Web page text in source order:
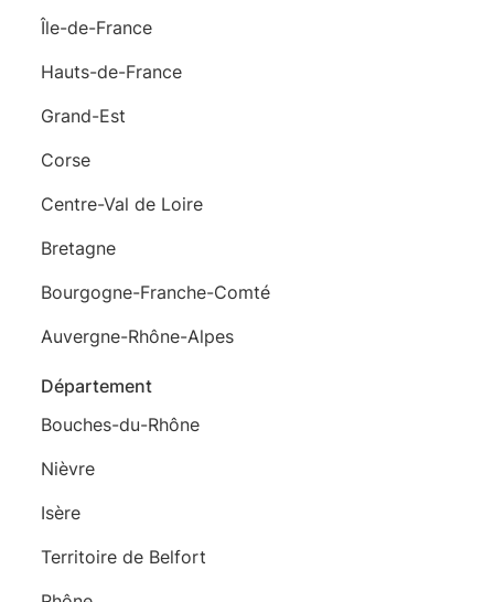
Île-de-France
Hauts-de-France
Grand-Est
Corse
Centre-Val de Loire
Bretagne
Bourgogne-Franche-Comté
Auvergne-Rhône-Alpes
Département
Bouches-du-Rhône
Nièvre
Isère
Territoire de Belfort